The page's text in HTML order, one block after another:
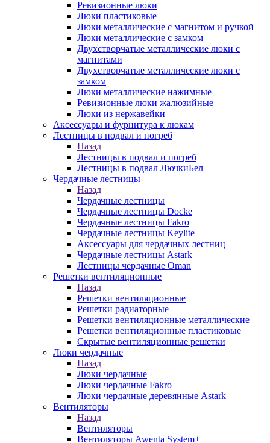
Ревизионные люки
Люки пластиковые
Люки металлические с магнитом и ручкой
Люки металлические с замком
Двухстворчатые металлические люки с
магнитами
Двухстворчатые металлические люки с
замком
Люки металлические нажимные
Ревизионные люки жалюзийные
Люки из нержавейки
Аксессуары и фурнитура к люкам
Лестницы в подвал и погреб
Назад
Лестницы в подвал и погреб
Лестницы в подвал ЛючкиБел
Чердачные лестницы
Назад
Чердачные лестницы
Чердачные лестницы Docke
Чердачные лестницы Fakro
Чердачные лестницы Keylite
Аксессуары для чердачных лестниц
Чердачные лестницы Astark
Лестницы чердачные Oman
Решетки вентиляционные
Назад
Решетки вентиляционные
Решетки радиаторные
Решетки вентиляционные металлические
Решетки вентиляционные пластиковые
Скрытые вентиляционные решетки
Люки чердачные
Назад
Люки чердачные
Люки чердачные Fakro
Люки чердачные деревянные Astark
Вентиляторы
Назад
Вентиляторы
Вентиляторы Awenta System+